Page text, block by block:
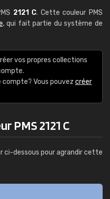
2121 C. Cette couleur PMS
, qui fait partie du système de
vos propres collections
compte? Vous pouvez créer
PMS 2121 C
ci-dessous pour agrandir cette